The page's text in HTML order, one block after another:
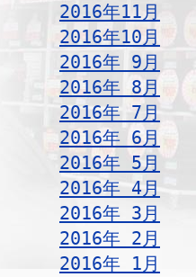
2016年11月
2016年10月
2016年 9月
2016年 8月
2016年 7月
2016年 6月
2016年 5月
2016年 4月
2016年 3月
2016年 2月
2016年 1月